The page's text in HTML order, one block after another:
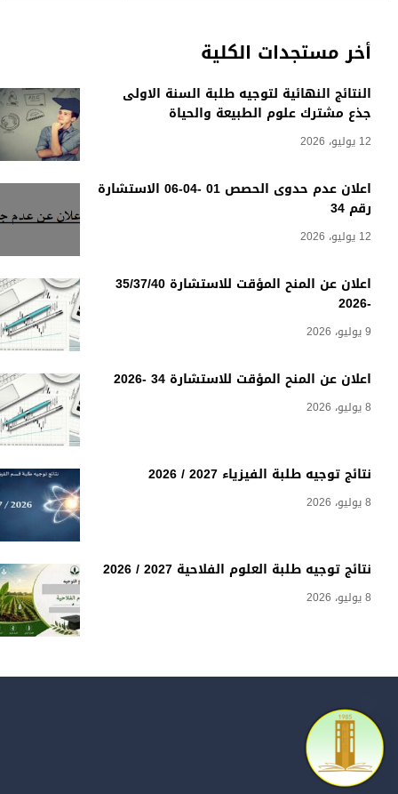
أخر مستجدات الكلية
النتائج النهائية لتوجيه طلبة السنة الاولى
جذع مشترك علوم الطبيعة والحياة
12 يوليو، 2026
اعلان عدم حدوى الحصص 01 -04-06 الاستشارة
رقم 34
12 يوليو، 2026
اعلان عن المنح المؤقت للاستشارة 35/37/40
-2026
9 يوليو، 2026
اعلان عن المنح المؤقت للاستشارة 34 -2026
8 يوليو، 2026
نتائج توجيه طلبة الفيزياء 2027 / 2026
8 يوليو، 2026
نتائج توجيه طلبة العلوم الفلاحية 2027 / 2026
8 يوليو، 2026